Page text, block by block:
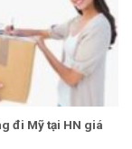
đi Mỹ tại HN giá